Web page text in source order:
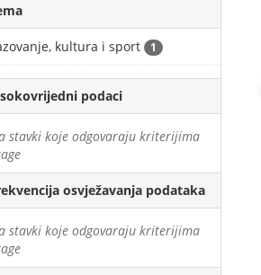
kultura i sport 1
podaci
stavki koje odgovaraju kriterijima
osvježavanja podataka
stavki koje odgovaraju kriterijima